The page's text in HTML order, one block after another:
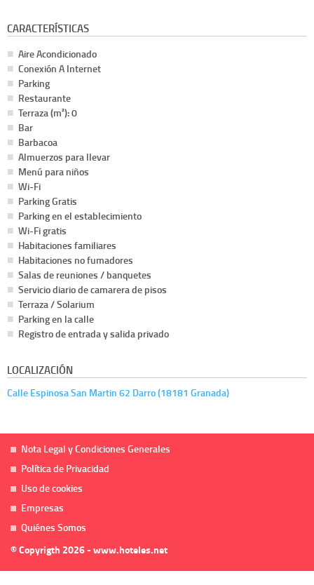
CARACTERÍSTICAS
Aire Acondicionado
Conexión A Internet
Parking
Restaurante
Terraza (m²): 0
Bar
Barbacoa
Almuerzos para llevar
Menú para niños
Wi-Fi
Parking Gratis
Parking en el establecimiento
Wi-Fi gratis
Habitaciones familiares
Habitaciones no fumadores
Salas de reuniones / banquetes
Servicio diario de camarera de pisos
Terraza / Solarium
Parking en la calle
Registro de entrada y salida privado
LOCALIZACIÓN
Calle Espinosa San Martin 62 Darro (18181 Granada)
Nota Legal y Condiciones Generales
Política de Privacidad
Uso de cookies
Empresas
Quiénes Somos
© Copyrigth 2026 - www.hoteles.net